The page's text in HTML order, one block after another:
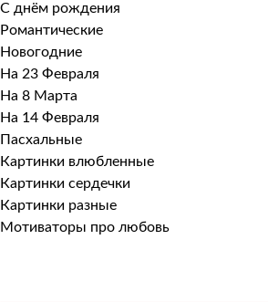
С днём рождения
Романтические
Новогодние
На 23 Февраля
На 8 Марта
На 14 Февраля
Пасхальные
Картинки влюбленные
Картинки сердечки
Картинки разные
Мотиваторы про любовь